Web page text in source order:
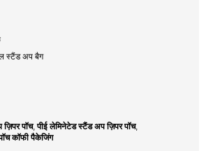
स्टैंड अप बैग
पॉच,पीई लेमिनेटेड स्टैंड अप ज़िपर पॉच,
कॉफी पैकेजिंग